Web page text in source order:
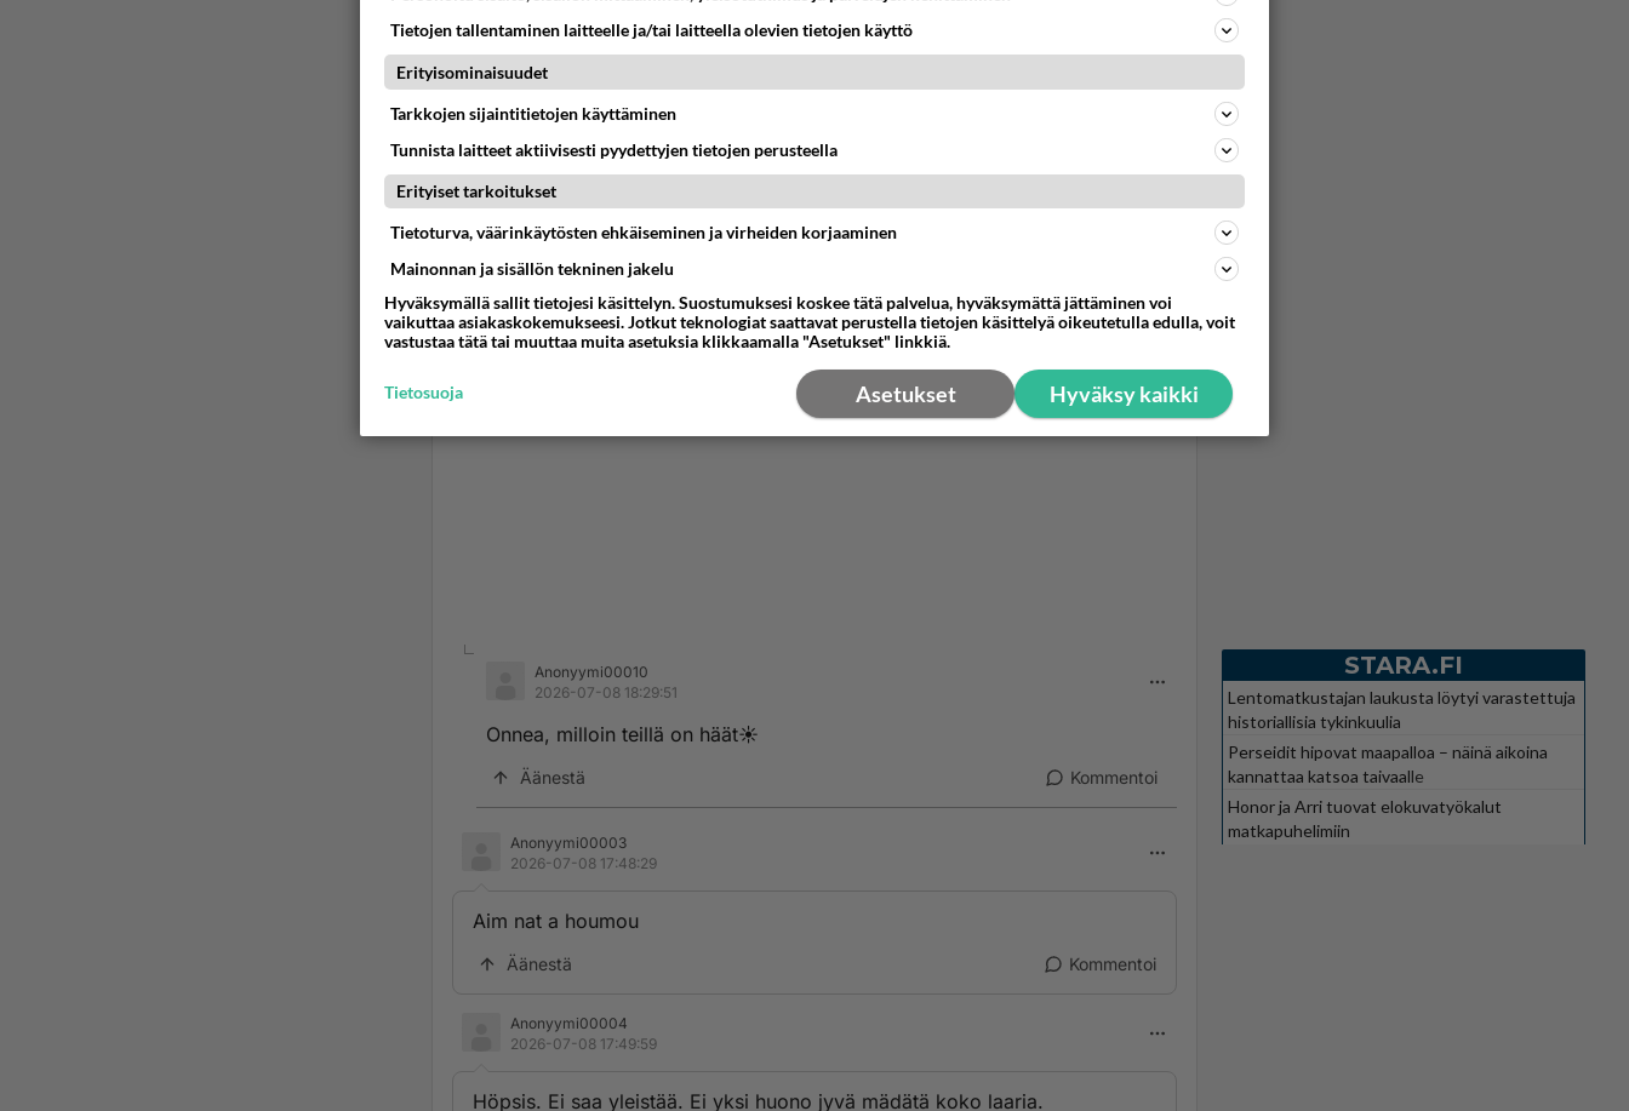
Anonyymi00010
2026-07-08 18:29:51
Onnea, milloin teillä on häät☀️
Äänestä Kommentoi
Anonyymi00003
2026-07-08 17:48:29
Aim nat a houmou
Äänestä Kommentoi
Anonyymi00004
2026-07-08 17:49:59
Höpsis. Ei saa yleistää. Ei yksi huono jyvä mädätä koko laaria.
STARA.FI
Lentomatkustajan laukusta löytyi varastettuja
historiallisia tykinkuulia
Perseidit hipovat maapalloa – näinä aikoina
kannattaa katsoa taivaalle
Honor ja Arri tuovat elokuvatyökalut
matkapuhelimiin
Tietojen tallentaminen laitteelle ja/tai laitteella olevien tietojen käyttö
Erityisominaisuudet
Tarkkojen sijaintitietojen käyttäminen
Tunnista laitteet aktiivisesti pyydettyjen tietojen perusteella
Erityiset tarkoitukset
Tietoturva, väärinkäytösten ehkäiseminen ja virheiden korjaaminen
Mainonnan ja sisällön tekninen jakelu
Hyväksymällä sallit tietojesi käsittelyn. Suostumuksesi koskee tätä palvelua, hyväksymättä jättäminen voi
vaikuttaa asiakaskokemukseesi. Jotkut teknologiat saattavat perustella tietojen käsittelyä oikeutetulla edulla, voit
vastustaa tätä tai muuttaa muita asetuksia klikkaamalla "Asetukset" linkkiä.
Hyväksy kaikki
Asetukset
Tietosuoja